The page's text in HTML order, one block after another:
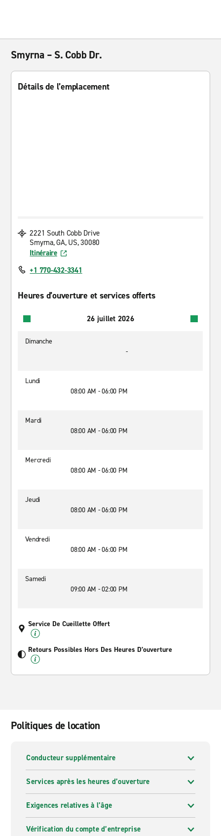
Smyrna – S. Cobb Dr.
Détails de l’emplacement
2221 South Cobb Drive
Smyrna, GA, US, 30080
Itinéraire
+1 770-432-3341
Heures d’ouverture et services offerts
26 juillet 2026
Dimanche
-
Lundi
08:00 AM - 06:00 PM
Mardi
08:00 AM - 06:00 PM
Mercredi
08:00 AM - 06:00 PM
Jeudi
08:00 AM - 06:00 PM
Vendredi
08:00 AM - 06:00 PM
Samedi
09:00 AM - 02:00 PM
Service De Cueillette Offert
Retours Possibles Hors Des Heures D’ouverture
Politiques de location
Conducteur supplémentaire
Services après les heures d’ouverture
Exigences relatives à l’âge
Vérification du compte d’entreprise